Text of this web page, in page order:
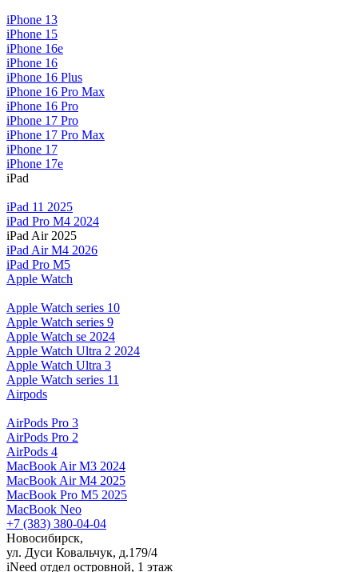
iPhone 13
iPhone 15
iPhone 16e
iPhone 16
iPhone 16 Plus
iPhone 16 Pro Max
iPhone 16 Pro
iPhone 17 Pro
iPhone 17 Pro Max
iPhone 17
iPhone 17e
iPad
iPad 11 2025
iPad Pro M4 2024
iPad Air 2025
iPad Air M4 2026
iPad Pro M5
Apple Watch
Apple Watch series 10
Apple Watch series 9
Apple Watch se 2024
Apple Watch Ultra 2 2024
Apple Watch Ultra 3
Apple Watch series 11
Airpods
AirPods Pro 3
AirPods Pro 2
AirPods 4
MacBook Air M3 2024
MacBook Air M4 2025
MacBook Pro M5 2025
MacBook Neo
+7 (383) 380-04-04
Новосибирск,
ул. Дуси Ковальчук, д.179/4
iNeed отдел островной, 1 этаж